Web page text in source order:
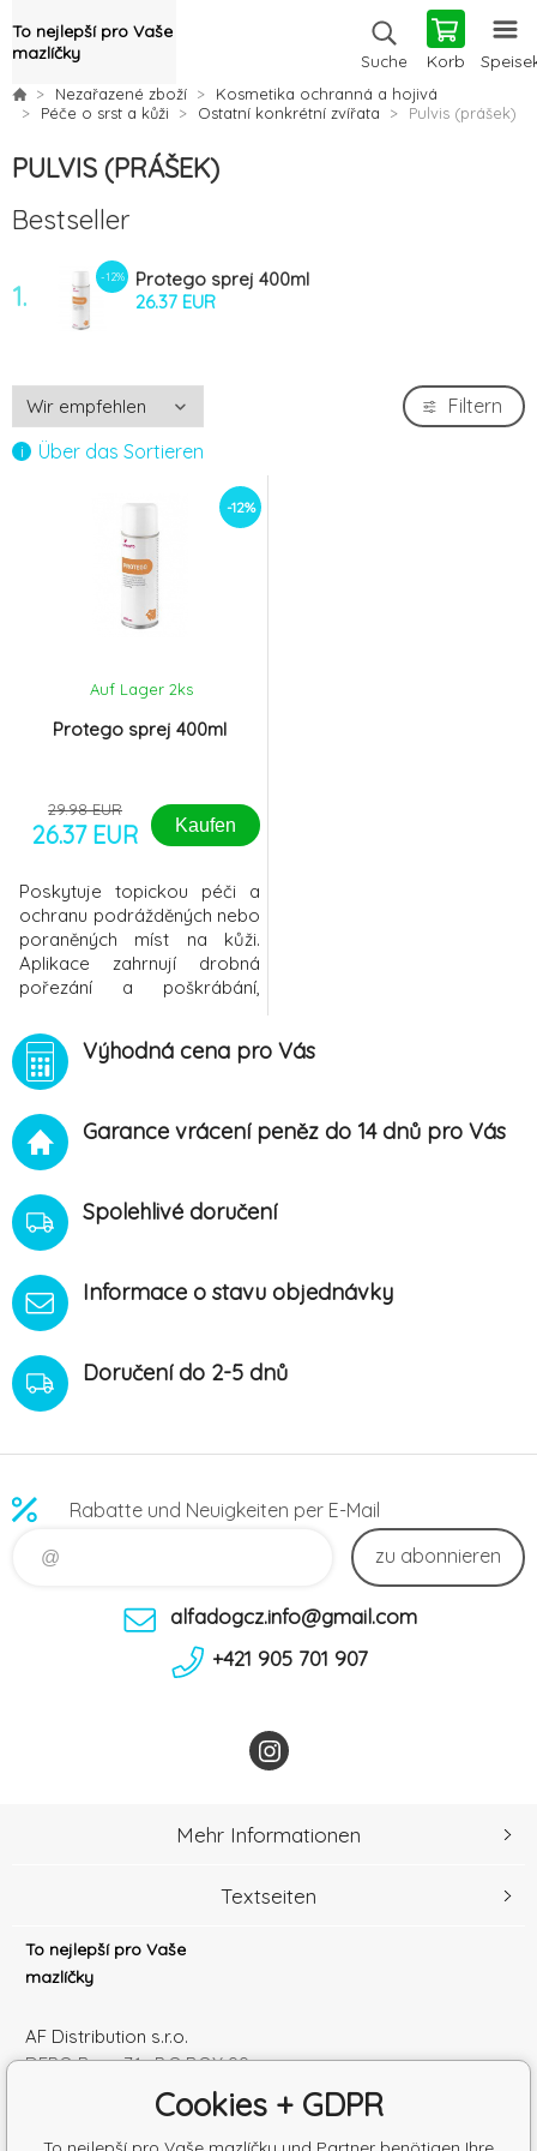
To nejlepší pro Vaše
mazlíčky
Suche Korb
Nezařazené zboží
Kosmetika ochranná a hojivá
Péče o srst a kůži
Ostatní konkrétní zvířata Pulvis (prášek)
PULVIS (PRÁŠEK)
Bestseller
1.
-12%
Protego sprej 400ml
26.37 EUR
Über das Sortieren
Filtern
-12%
Protego sprej 400ml
Auf Lager 2ks
29.98 EUR
26.37 EUR Kaufen
Poskytuje topickou péči a
ochranu podrážděných nebo
poraněných míst na kůži.
Aplikace zahrnují drobná
pořezání a poškrábání,
meziprstí a na vnitřní straně
končetin, vyrážky na
vemenu. Protego podporuje
srsti. Uklidňuje svědění a
oděrky. Obsažené látky
způsobené šk
Výhodná cena pro Vás
Garance vrácení peněz do 14 dnů pro Vás
Spolehlivé doručení
Informace o stavu objednávky
Doručení do 2-5 dnů
Rabatte und Neuigkeiten per E-Mail
zu abonnieren
alfadogcz.info@gmail.com
+421 905 701 907
To nejlepší pro Vaše
mazlíčky
AF Distribution s.r.o.
DEPO Brno 71 , P.O.BOX 99
Česká republika
Mehr Informationen
Textseiten
Cookies + GDPR